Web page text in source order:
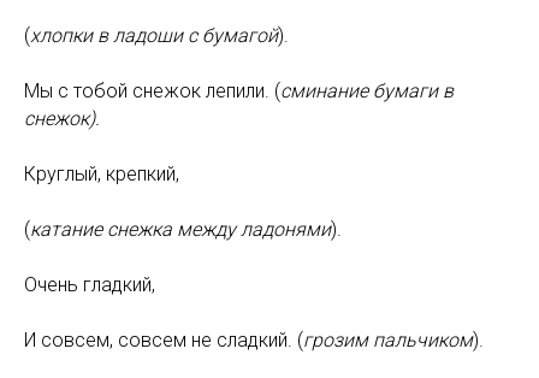
(хлопки в ладоши с бумагой).
Мы с тобой снежок лепили. (сминание бумаги в
снежок).
Круглый, крепкий,
(катание снежка между ладонями).
Очень гладкий,
И совсем, совсем не сладкий. (грозим пальчиком).